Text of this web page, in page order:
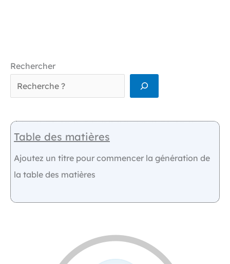
Rechercher
Table des matières
Ajoutez un titre pour commencer la génération de
la table des matières